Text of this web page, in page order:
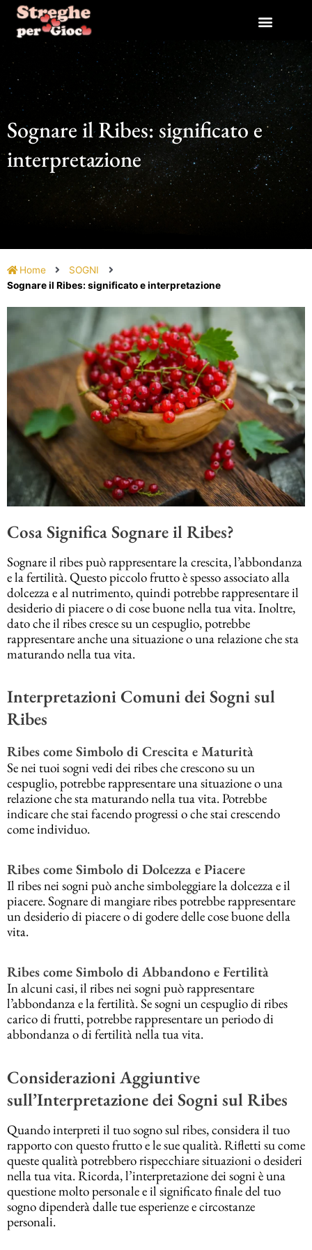
contenuto
Sognare il Ribes: significato e
interpretazione
Home
SOGNI
Sognare il Ribes: significato e interpretazione
Cosa Significa Sognare il Ribes?
Sognare il ribes può rappresentare la crescita, l’abbondanza
e la fertilità. Questo piccolo frutto è spesso associato alla
dolcezza e al nutrimento, quindi potrebbe rappresentare il
desiderio di piacere o di cose buone nella tua vita. Inoltre,
dato che il ribes cresce su un cespuglio, potrebbe
rappresentare anche una situazione o una relazione che sta
maturando nella tua vita.
Interpretazioni Comuni dei Sogni sul
Ribes
Ribes come Simbolo di Crescita e Maturità
Se nei tuoi sogni vedi dei ribes che crescono su un
cespuglio, potrebbe rappresentare una situazione o una
relazione che sta maturando nella tua vita. Potrebbe
indicare che stai facendo progressi o che stai crescendo
come individuo.
Ribes come Simbolo di Dolcezza e Piacere
Il ribes nei sogni può anche simboleggiare la dolcezza e il
piacere. Sognare di mangiare ribes potrebbe rappresentare
un desiderio di piacere o di godere delle cose buone della
vita.
Ribes come Simbolo di Abbandono e Fertilità
In alcuni casi, il ribes nei sogni può rappresentare
l’abbondanza e la fertilità. Se sogni un cespuglio di ribes
carico di frutti, potrebbe rappresentare un periodo di
abbondanza o di fertilità nella tua vita.
Considerazioni Aggiuntive
sull’Interpretazione dei Sogni sul Ribes
Quando interpreti il tuo sogno sul ribes, considera il tuo
rapporto con questo frutto e le sue qualità. Rifletti su come
queste qualità potrebbero rispecchiare situazioni o desideri
nella tua vita. Ricorda, l’interpretazione dei sogni è una
questione molto personale e il significato finale del tuo
sogno dipenderà dalle tue esperienze e circostanze
personali.